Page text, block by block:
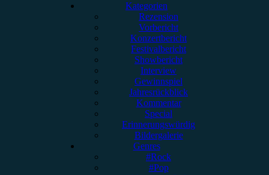
Kategorien
Rezension
Vorbericht
Konzertbericht
Festivalbericht
Showbericht
Interview
Gewinnspiel
Jahresrückblick
Kommentar
Special
Erinnerungswürdig
Bildergalerie
Genres
#Rock
#Pop